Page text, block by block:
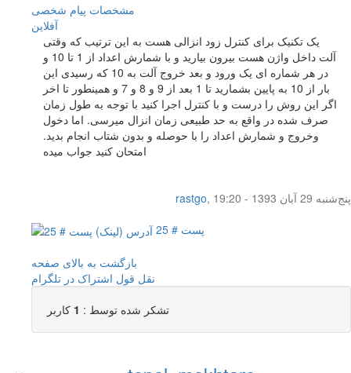
مشخصات پیام شخصی
آفلاين
یک تکنیک برای کنترل زود انزالی هست به این ترتیب که وقتی
آلت داخل واژن هست بیرون بیارید و با شمارش اعداد از 1 تا 10 و
در هر شماره ای یک ورود و بعد خروج آلت به 10 که رسیدی این
بار از 10 به پایین بشمارید تا 1 بعد از 9 و 8 و 7 و همینطور تا اخر
اگر این روش را درست و با کنترل اجرا کنید با توجه به طول زمان
صرف شده در واقع به حد طبیعی زمان انزال میرسی. اما دخول
وخروج و شمارش اعداد را با حوصله و بدون شتاب انجام بدید.
امتحان کنید جواب میده
rastgo,
پنج‌شنبه 29 آبان 1393 - 19:20
پست # 25
بازگشت به بالای صفحه
نقل قول اشتراک در تلگرام
تشکر شده توسط : 1 کاربر